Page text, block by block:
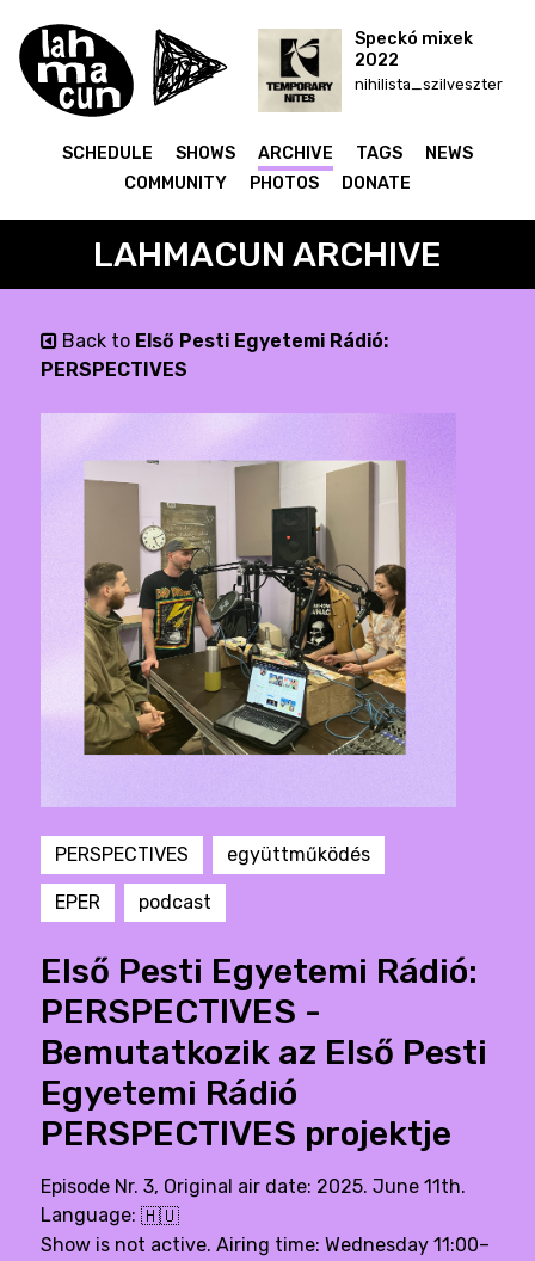
Speckó mixek
2022
nihilista_szilveszter
SCHEDULE SHOWS ARCHIVE TAGS
NEWS
COMMUNITY
PHOTOS DONATE
LAHMACUN ARCHIVE
Back to Első Pesti Egyetemi Rádió:
PERSPECTIVES
PERSPECTIVES együttműködés
EPER podcast
Első Pesti Egyetemi Rádió:
PERSPECTIVES -
Bemutatkozik az Első Pesti
Egyetemi Rádió
PERSPECTIVES projektje
Episode Nr. 3, Original air date: 2025. June 11th.
Language: 🇭🇺
Show is not active. Airing time: Wednesday 11:00–